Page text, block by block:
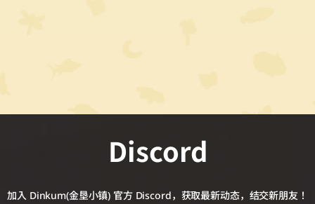
Discord
加入 Dinkum(金垦小镇) 官方 Discord，获取最新动态，结交新朋友！